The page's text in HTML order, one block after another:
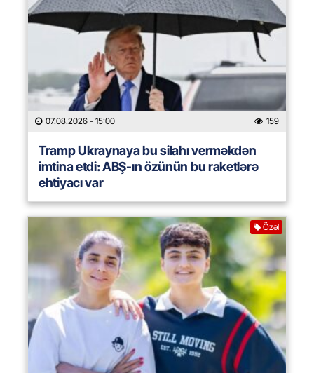
07.08.2026 - 15:00 159
Tramp Ukraynaya bu silahı verməkdən
imtina etdi: ABŞ-ın özünün bu raketlərə
ehtiyacı var
Özəl